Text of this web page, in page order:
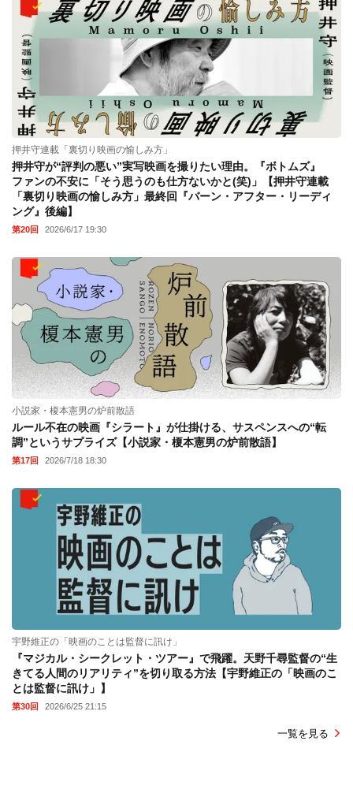
押井守連載「裏切り映画の愉しみ方」
押井守が“評判の悪い”実写映画を撮りたい理由。『ボトムズ』
ファンの不安に「そう思うのも仕方ないかと(笑)」【押井守連載
「裏切り映画の愉しみ方」最終回『バーン・アフター・リーディ
ング』後編】
第20回 2026/6/17 19:30
小説家・榎本憲男の炉前散語
ルール不在の映画『シラート』が仕掛ける、サスペンスへの“転
調”というサプライズ【小説家・榎本憲男の炉前散語】
第17回 2026/7/18 18:30
宇野維正の「映画のことは監督に訊け」
『マジカル・シークレット・ツアー』で飛躍。天野千尋監督の“生
きてる人間のリアリティ”を切り取る方法【宇野維正の「映画のこ
とは監督に訊け」】
第30回 2026/6/25 21:15
一覧を見る